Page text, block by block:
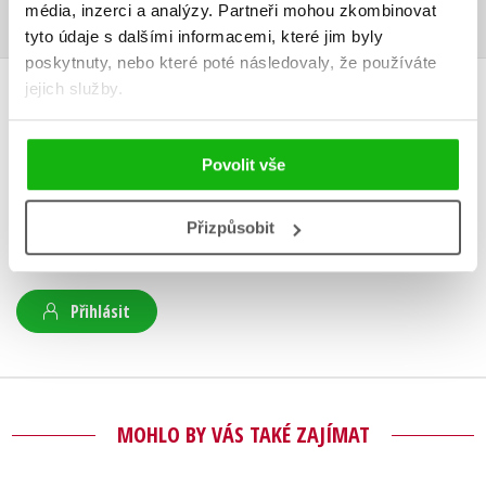
média, inzerci a analýzy. Partneři mohou zkombinovat
tyto údaje s dalšími informacemi, které jim byly
poskytnuty, nebo které poté následovaly, že používáte
jejich služby.
Povolit vše
Přizpůsobit
HODNOCENÍ ČTENÁŘŮ
V současné době nejsou vytvořena žádná uživatelská hodnocení.
Uživatelskou recenzi mohou vkládat pouze registrovaní uživatelé
Přihlásit
MOHLO BY VÁS TAKÉ ZAJÍMAT